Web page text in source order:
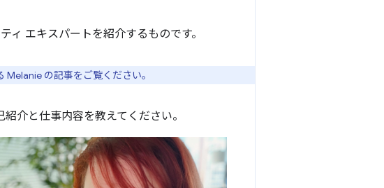
ィ エキスパートを紹介するものです。
Melanie の記事をご覧ください。
介と仕事内容を教えてください。